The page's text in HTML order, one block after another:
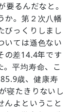
るんだなと。
か。第２次八幡
びっくりしまし
いては遜色ない
の差14.4年です
。平均寿命、こ
歳、健康寿
寝たきりないし
んよということ